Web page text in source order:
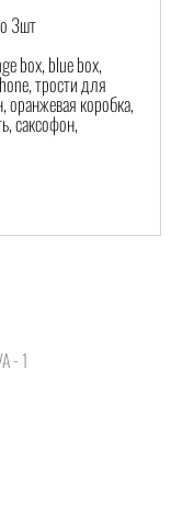
3шт
box, blue box,
трости для
оранжевая коробка,
саксофон,